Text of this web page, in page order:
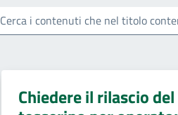
Cerca i contenuti che nel titolo
Chiedere il rilascio del